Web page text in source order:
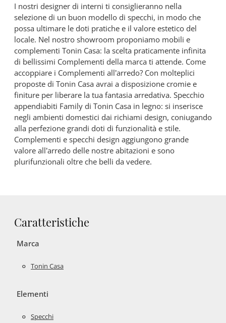
I nostri designer di interni ti consiglieranno nella
selezione di un buon modello di specchi, in modo che
possa ultimare le doti pratiche e il valore estetico del
locale. Nel nostro showroom proponiamo mobili e
complementi Tonin Casa: la scelta praticamente infinita
di bellissimi Complementi della marca ti attende. Come
accoppiare i Complementi all’arredo? Con molteplici
proposte di Tonin Casa avrai a disposizione cromie e
finiture per liberare la tua fantasia arredativa. Specchio
appendiabiti Family di Tonin Casa in legno: si inserisce
negli ambienti domestici dai richiami design, coniugando
alla perfezione grandi doti di funzionalità e stile.
Complementi e specchi design aggiungono grande
valore all’arredo delle nostre abitazioni e sono
plurifunzionali oltre che belli da vedere.
Caratteristiche
Marca
Tonin Casa
Elementi
Specchi